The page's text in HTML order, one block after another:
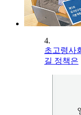
4.
초고령사
길 정책은